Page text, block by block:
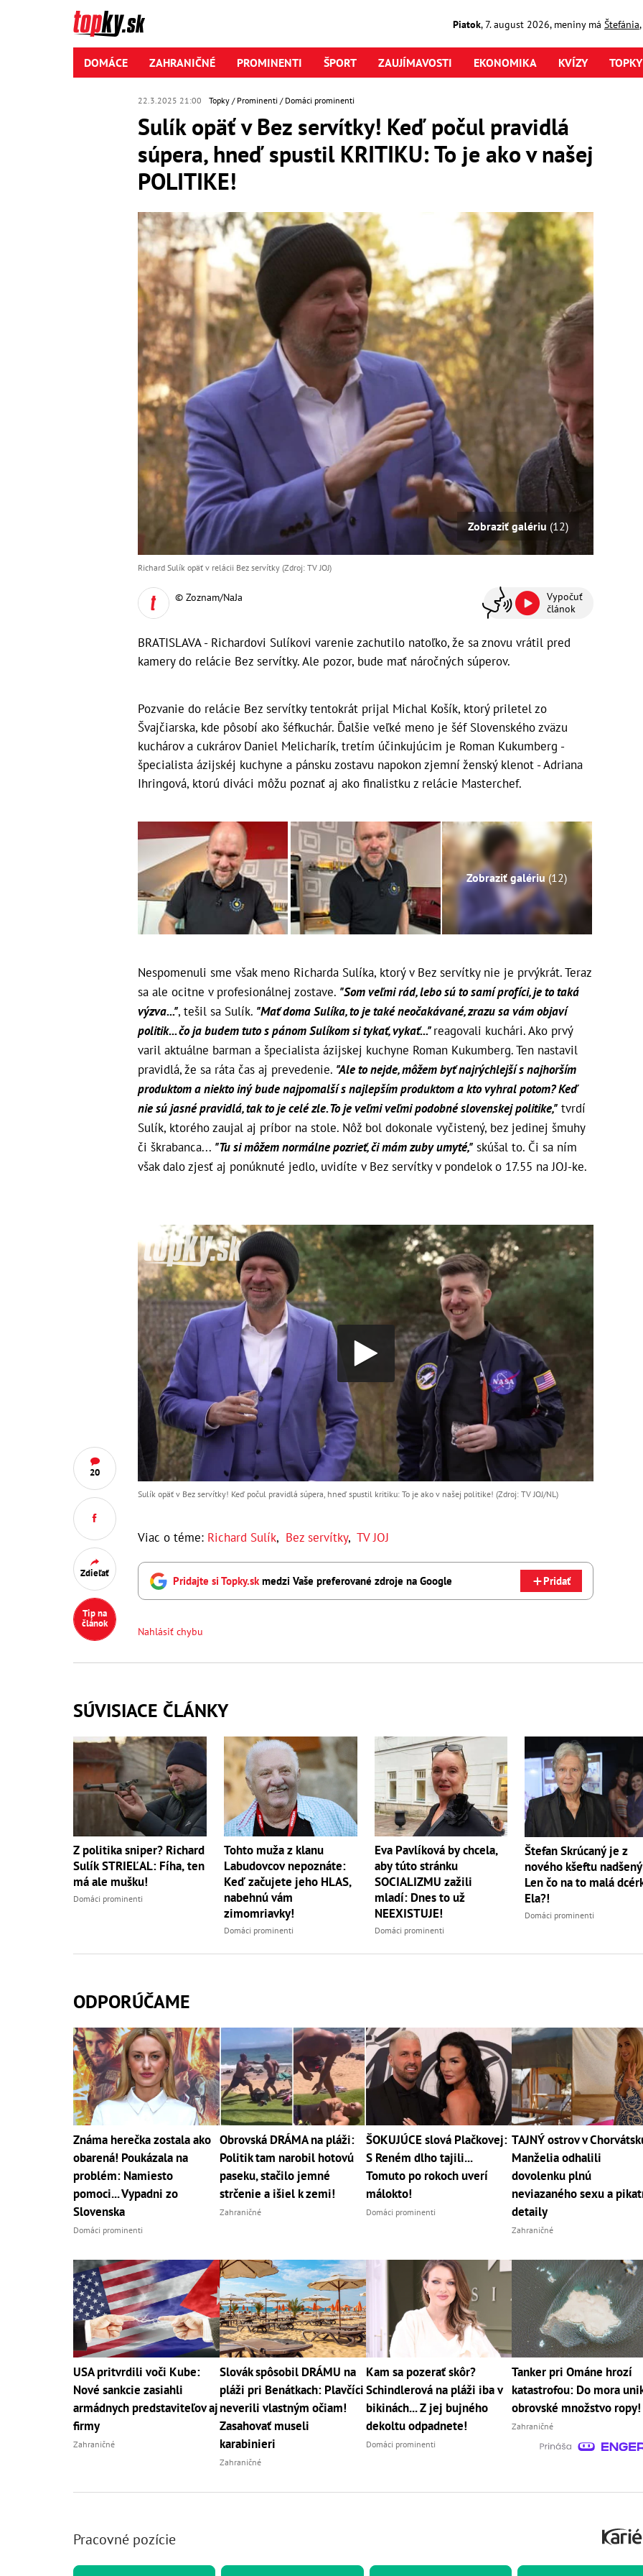
Piatok,7. august2026, meniny má Štefánia
DOMÁCE ZAHRANIČNÉ PROMINENTI ŠPORT ZAUJÍMAVOSTI EKONOMIKA KVÍZY
22.3.2025 21:00 Topky Prominenti Domáci prominenti
Sulík opäť v Bez servítky! Keď počul pravidlá
súpera, hneď spustil KRITIKU: To je ako v našej
POLITIKE!
20
Zdieľať
Tip na
článok
Zobraziť galériu (12)
Richard Sulík opäť v relácii Bez servítky (Zdroj: TV JOJ)
© Zoznam/NaJa
Vypočuť
článok
BRATISLAVA - Richardovi Sulíkovi varenie zachutilo natoľko, že sa znovu vrátil pred
kamery do relácie Bez servítky. Ale pozor, bude mať náročných súperov.
Pozvanie do relácie Bez servítky tentokrát prijal Michal Košík, ktorý priletel zo
Švajčiarska, kde pôsobí ako šéfkuchár. Ďalšie veľké meno je šéf Slovenského zväzu
kuchárov a cukrárov Daniel Melicharík, tretím účinkujúcim je Roman Kukumberg -
špecialista ázijskéj kuchyne a pánsku zostavu napokon zjemní ženský klenot - Adriana
Ihringová, ktorú diváci môžu poznať aj ako finalistku z relácie Masterchef.
Zobraziť galériu(12)
Nespomenuli sme však meno Richarda Sulíka, ktorý v Bez servítky nie je prvýkrát. Teraz
sa ale ocitne v profesionálnej zostave. "Som veľmi rád, lebo sú to samí profíci, je to taká
výzva...", tešil sa Sulík. "Mať doma Sulíka, to je také neočakávané, zrazu sa vám objaví
politik... čo ja budem tuto s pánom Sulíkom si tykať, vykať..."reagovali kuchári. Ako prvý
varil aktuálne barman a špecialista ázijskej kuchyne Roman Kukumberg. Ten nastavil
pravidlá, že sa ráta čas aj prevedenie. "Ale to nejde, môžem byť najrýchlejší s najhorším
produktom a niekto iný bude najpomalší s najlepším produktom a kto vyhral potom? Keď
nie sú jasné pravidlá, tak to je celé zle. To je veľmi veľmi podobné slovenskej politike," tvrdí
Sulík, ktorého zaujal aj príbor na stole. Nôž bol dokonale vyčistený, bez jedinej šmuhy
či škrabanca... "Tu si môžem normálne pozrieť, či mám zuby umyté," skúšal to. Či sa ním
však dalo zjesť aj ponúknuté jedlo, uvidíte v Bez servítky v pondelok o 17.55 na JOJ-ke.
Sulík opäť v Bez servítky! Keď počul pravidlá súpera, hneď spustil kritiku: To je ako v našej politike! (Zdroj: TV JOJ/NL)
Viac o téme: Richard Sulík, Bez servítky, TV JOJ
Pridajte si Topky.sk medzi Vaše preferované zdroje na Google Pridať
Nahlásiť chybu
SÚVISIACE ČLÁNKY
Z politika sniper? Richard
Sulík STRIEĽAL: Fíha, ten
má ale mušku!
Domáci prominenti
Tohto muža z klanu
Labudovcov nepoznáte:
Keď začujete jeho HLAS,
nabehnú vám
zimomriavky!
Domáci prominenti
Eva Pavlíková by chcela,
aby túto stránku
SOCIALIZMU zažili
mladí: Dnes to už
NEEXISTUJE!
Domáci prominenti
Štefan Skrúcaný je z
nového kšeftu
Len čo na to malá
Ela?!
Domáci prominenti
ODPORÚČAME
Známa herečka zostala ako
obarená! Poukázala na
problém: Namiesto
pomoci... Vypadni zo
Slovenska
Domáci prominenti
Obrovská DRÁMA na pláži:
Politik tam narobil hotovú
paseku, stačilo jemné
strčenie a išiel k zemi!
Zahraničné
ŠOKUJÚCE slová Plačkovej:
S Reném dlho tajili...
Tomuto po rokoch uverí
málokto!
Domáci prominenti
TAJNÝ ostrov v
Manželia odhalili
dovolenku plnú
neviazaného sexu a
detaily
Zahraničné
USA pritvrdili voči Kube:
Nové sankcie zasiahli
armádnych predstaviteľov aj
firmy
Zahraničné
Slovák spôsobil DRÁMU na
pláži pri Benátkach: Plavčíci
neverili vlastným očiam!
Zasahovať museli
karabinieri
Zahraničné
Kam sa pozerať skôr?
Schindlerová na pláži iba v
bikinách... Z jej bujného
dekoltu odpadnete!
Domáci prominenti
Tanker pri Ománe hrozí
katastrofou: Do mora
obrovské množstvo ropy!
Zahraničné
Pracovné pozície